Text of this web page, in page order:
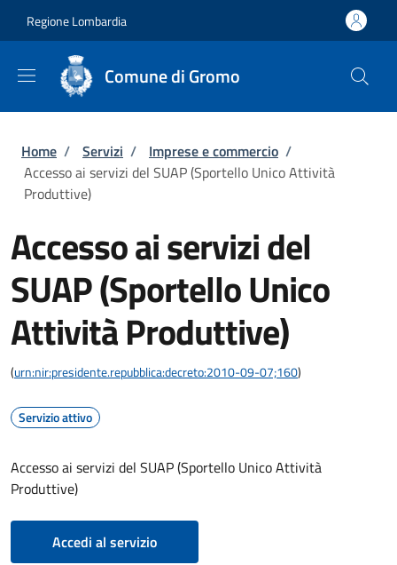
Regione Lombardia
Comune di Gromo
Briciole di pane
Home / Servizi / Imprese e commercio /
Accesso ai servizi del SUAP (Sportello Unico Attività
Produttive)
Accesso ai servizi del
SUAP (Sportello Unico
Attività Produttive)
(urn:nir:presidente.repubblica:decreto:2010-09-07;160)
Servizio attivo
Accesso ai servizi del SUAP (Sportello Unico Attività
Produttive)
Accedi al servizio